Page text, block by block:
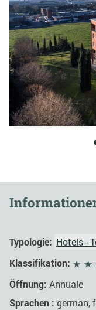
Typologie: Hotels -
Klassifikation:
Öffnung: Annuale
Sprachen : german,